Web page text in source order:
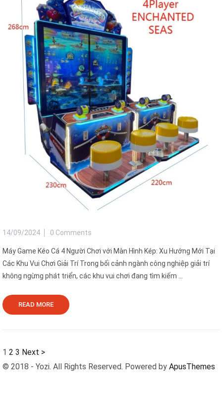
14/09/2024 0 Comments
Máy Game Kéo Cá 4 Người Chơi với Màn Hình Kép: Xu Hướng Mới Tại
Các Khu Vui Chơi Giải Trí Trong bối cảnh ngành công nghiệp giải trí
không ngừng phát triển, các khu vui chơi đang tìm kiếm ...
READ MORE
1 2 3 Next >
© 2018 - Yozi. All Rights Reserved. Powered by ApusThemes